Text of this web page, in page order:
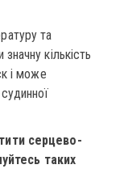
та
кількість
і може
серцево-
таких